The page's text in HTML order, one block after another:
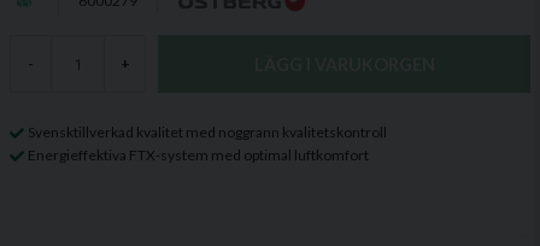
- +
Svensktillverkad kvalitet med noggrann kvalitetskontroll
Energieffektiva FTX-system med optimal luftkomfort